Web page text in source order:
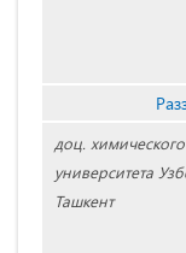
доц.
университета
Ташкент